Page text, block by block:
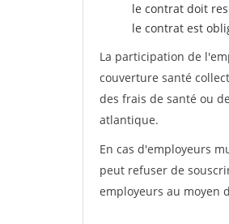
le contrat doit
le contrat est
La participation de
couverture santé
des frais de santé ou
atlantique.
En cas d'employeurs
peut refuser de
employeurs au moyen